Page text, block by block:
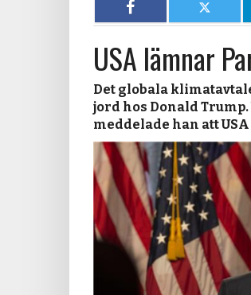
Dela
på
Facebook
Dela
på
X
USA lämnar
Det globala
jord hos Donald
meddelade han att